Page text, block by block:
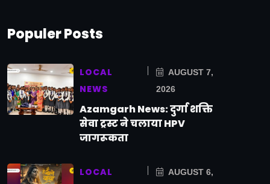
Populer Posts
LOCAL
NEWS
AUGUST 7,
2026
Azamgarh News: दुर्गा शक्ति
सेवा ट्रस्ट ने चलाया HPV
जागरूकता
LOCAL
AUGUST 6,